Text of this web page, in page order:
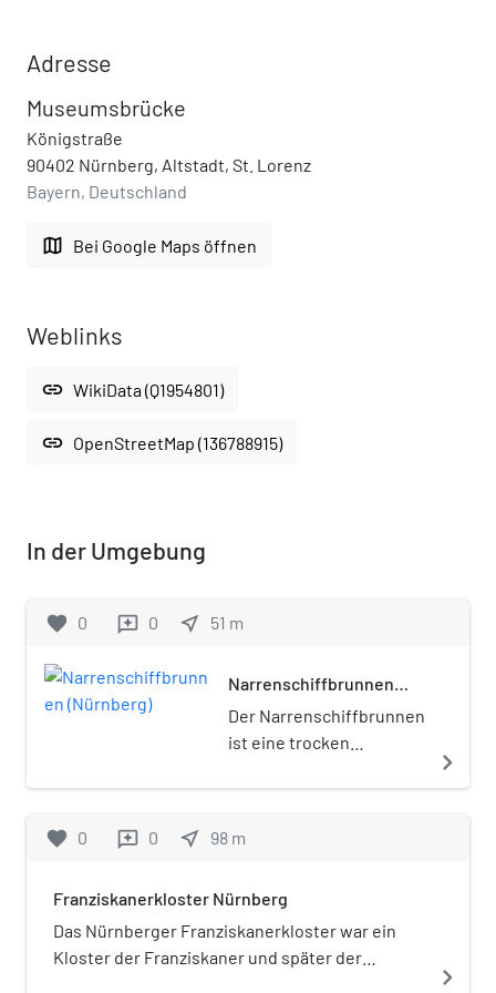
Adresse
Museumsbrücke
Königstraße
90402 Nürnberg, Altstadt, St. Lorenz
Bayern, Deutschland
map Bei Google Maps öffnen
Weblinks
link WikiData (Q1954801)
link OpenStreetMap (136788915)
In der Umgebung
favorite 0 reviews 0 near_me 51 m
Narrenschiffbrunnen
Der Narrenschiffbrunnen
ist eine trocken
Brunnenplastik in
Werk des 2007
Jürgen Weber.
navigate_next
favorite 0 reviews 0 near_me 98 m
Franziskanerkloster Nürnberg
Das Nürnberger Franziskanerkloster war ein
Kloster der Franziskaner und später der
navigate_next